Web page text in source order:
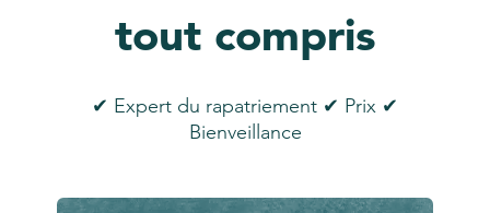
tout compris
✔ Expert du rapatriement ✔ Prix ✔
Bienveillance